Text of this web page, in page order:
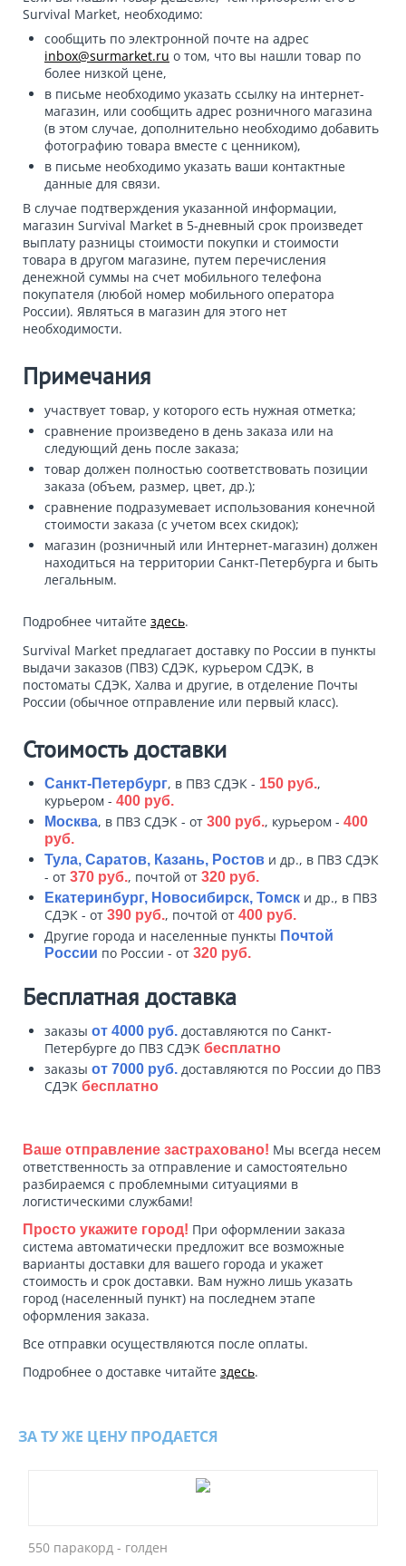
Survival Market, необходимо:
сообщить по электронной почте на адрес
inbox@surmarket.ru о том, что вы нашли товар по
более низкой цене,
в письме необходимо указать ссылку на интернет-
магазин, или сообщить адрес розничного магазина
(в этом случае, дополнительно необходимо добавить
фотографию товара вместе с ценником),
в письме необходимо указать ваши контактные
данные для связи.
В случае подтверждения указанной информации,
магазин Survival Market в 5-дневный срок произведет
выплату разницы стоимости покупки и стоимости
товара в другом магазине, путем перечисления
денежной суммы на счет мобильного телефона
покупателя (любой номер мобильного оператора
России). Являться в магазин для этого нет
необходимости.
Примечания
участвует товар, у которого есть нужная отметка;
сравнение произведено в день заказа или на
следующий день после заказа;
товар должен полностью соответствовать позиции
заказа (объем, размер, цвет, др.);
сравнение подразумевает использования конечной
стоимости заказа (с учетом всех скидок);
магазин (розничный или Интернет-магазин) должен
находиться на территории Санкт-Петербурга и быть
легальным.
Подробнее читайте здесь.
Survival Market предлагает доставку по России в пункты
выдачи заказов (ПВЗ) СДЭК, курьером СДЭК, в
постоматы СДЭК, Халва и другие, в отделение Почты
России (обычное отправление или первый класс).
Стоимость доставки
Санкт-Петербург, в ПВЗ СДЭК - 150 руб.,
курьером - 400 руб.
Москва, в ПВЗ СДЭК - от 300 руб., курьером - 400
руб.
Тула, Саратов, Казань, Ростов и др., в ПВЗ СДЭК
- от 370 руб., почтой от 320 руб.
Екатеринбург, Новосибирск, Томск и др., в ПВЗ
СДЭК - от 390 руб., почтой от 400 руб.
Другие города и населенные пункты Почтой
России по России - от 320 руб.
Бесплатная доставка
заказы от 4000 руб. доставляются по Санкт-
Петербурге до ПВЗ СДЭК бесплатно
заказы от 7000 руб. доставляются по России до ПВЗ
СДЭК бесплатно
Ваше отправление застраховано! Мы всегда несем
ответственность за отправление и самостоятельно
разбираемся с проблемными ситуациями в
логистическими службами!
Просто укажите город! При оформлении заказа
система автоматически предложит все возможные
варианты доставки для вашего города и укажет
стоимость и срок доставки. Вам нужно лишь указать
город (населенный пункт) на последнем этапе
оформления заказа.
Все отправки осуществляются после оплаты.
Подробнее о доставке читайте здесь.
ЗА ТУ ЖЕ ЦЕНУ ПРОДАЕТСЯ
550 паракорд - голден